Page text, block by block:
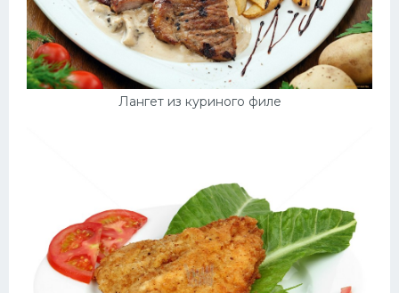
Лангет из куриного филе